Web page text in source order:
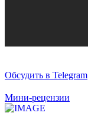
Обсудить в Telegram
Мини-рецензии